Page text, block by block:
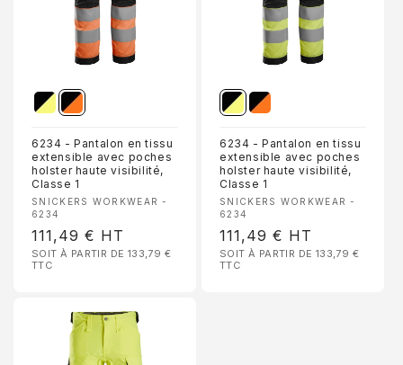
6234 - Pantalon en tissu
extensible avec poches
holster haute visibilité,
Classe 1
Fournisseur :
SNICKERS WORKWEAR -
6234
Prix
habituel
111,49 € HT
SOIT À PARTIR DE 133,79 €
TTC
6234 - Pantalon en tissu
extensible avec poches
holster haute visibilité,
Classe 1
Fournisseur :
SNICKERS WORKWEAR -
6234
Prix
habituel
111,49 € HT
SOIT À PARTIR DE 133,79 €
TTC